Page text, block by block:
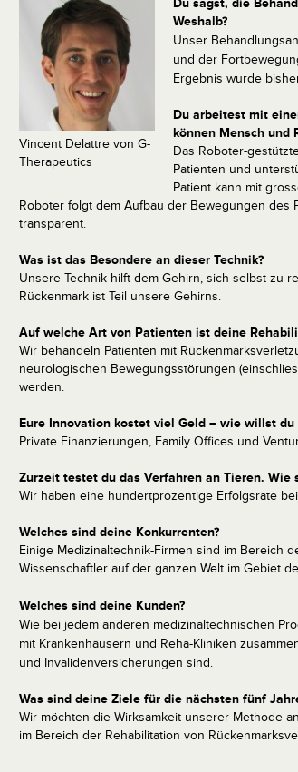
Vincent Delattre von G-
Therapeutics
Du sagst, die
Weshalb?
Unser
und der
Ergebnis wurde
Du arbeitest mit
können Mensch und
Das Roboter-
Patienten und
Patient kann mit
Roboter folgt dem Aufbau der Bewegungen des
transparent.
Was ist das Besondere an dieser Technik?
Unsere Technik hilft dem Gehirn, sich selbst zu
Rückenmark ist Teil unsere Gehirns.
Auf welche Art von Patienten ist deine
Wir behandeln Patienten mit
neurologischen Bewegungsstörungen
werden.
Eure Innovation kostet viel Geld – wie willst du
Private Finanzierungen, Family Offices und
Zurzeit testet du das Verfahren an Tieren. Wie
Wir haben eine hundertprozentige Erfolgsrate
Welches sind deine Konkurrenten?
Einige Medizinaltechnik-Firmen sind im Bereich
Wissenschaftler auf der ganzen Welt im Gebiet
Welches sind deine Kunden?
Wie bei jedem anderen medizinaltechnischen
mit Krankenhäusern und Reha-Kliniken
und Invalidenversicherungen sind.
Was sind deine Ziele für die nächsten fünf
Wir möchten die Wirksamkeit unserer Methode
im Bereich der Rehabilitation von